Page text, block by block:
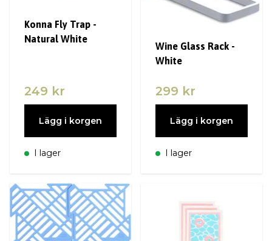
Konna Fly Trap -
Natural White
249 kr
Lägg i korgen
I lager
Wine Glass Rack -
White
299 kr
Lägg i korgen
I lager